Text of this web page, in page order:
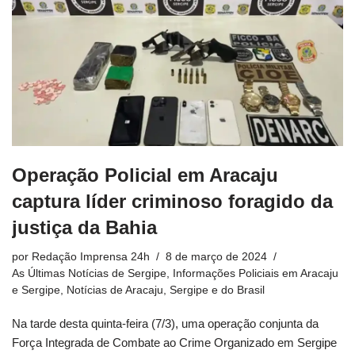
Operação Policial em Aracaju
captura líder criminoso foragido da
justiça da Bahia
por Redação Imprensa 24h
8 de março de 2024
As Últimas Notícias de Sergipe,
Informações Policiais em Aracaju
e Sergipe, Notícias de Aracaju, Sergipe e do Brasil
Na tarde desta quinta-feira (7/3), uma operação conjunta da
Força Integrada de Combate ao Crime Organizado em Sergipe